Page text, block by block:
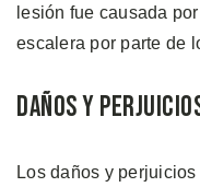
lesión fue causada
escalera por parte de
Daños y
Los daños y